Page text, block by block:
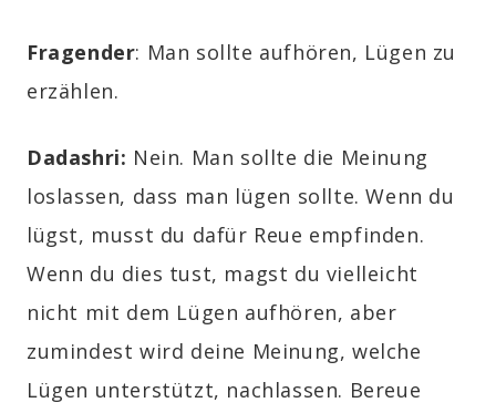
Fragender: Man sollte aufhören, Lügen zu
erzählen.
Dadashri: Nein. Man sollte die Meinung
loslassen, dass man lügen sollte. Wenn du
lügst, musst du dafür Reue empfinden.
Wenn du dies tust, magst du vielleicht
nicht mit dem Lügen aufhören, aber
zumindest wird deine Meinung, welche
Lügen unterstützt, nachlassen. Bereue